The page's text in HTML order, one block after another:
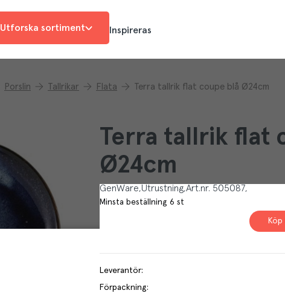
Utforska sortiment Inspireras
Porslin Tallrikar Flata Terra tallrik flat coupe blå Ø24cm
Terra tallrik flat
Ø24cm
GenWare Utrustning Art.nr. 505087
Minsta beställning 6 st
Köp
Leverantör:
Förpackning: